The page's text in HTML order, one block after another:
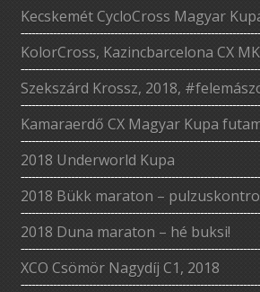
Kecskemét CycloCross Magyar
KolorCross, Kazincbarcelona CX
Szekszárd Krossz, 2018,
Kamaraerdő CX Magyar Kupa
2018 Underworld Kupa
2018 Bükk maraton –
2018 Duna maraton – hé buksi!
XCO Csömör Nagydíj C1, 2018